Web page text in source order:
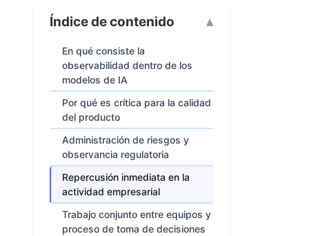
Índice de contenido
En qué consiste la
observabilidad dentro de los
modelos de IA
Por qué es crítica para la calidad
del producto
Administración de riesgos y
observancia regulatoria
Repercusión inmediata en la
actividad empresarial
Trabajo conjunto entre equipos y
proceso de toma de decisiones